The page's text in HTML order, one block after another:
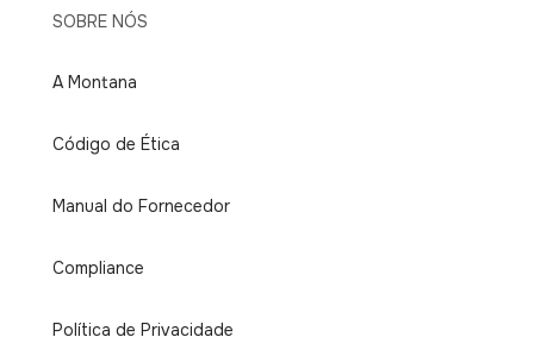
SOBRE NÓS
A Montana
Código de Ética
Manual do Fornecedor
Compliance
Política de Privacidade